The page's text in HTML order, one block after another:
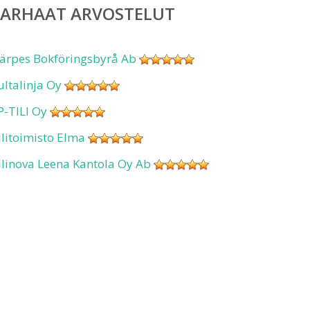
ARVOSTELUT
Bokföringsbyrå Ab
Oy
TILI Oy
Elma
Leena Kantola Oy Ab